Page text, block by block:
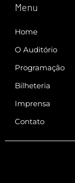
Menu
Home
O Auditório
Programação
Bilheteria
Imprensa
Contato